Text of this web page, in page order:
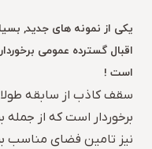
اقبال گسترده عمومی
است !
سقف کاذب از سابقه
برخوردار است که از جمله
نیز تامین فضای مناسب